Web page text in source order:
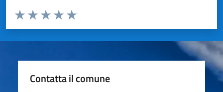
Valuta da 1 a 5 stelle la pagina
Valuta 5 stelle su 5
Valuta 4 stelle su 5
Valuta 3 stelle su 5
Valuta 2 stelle su 5
Valuta 1 stelle su 5
Contatta il comune